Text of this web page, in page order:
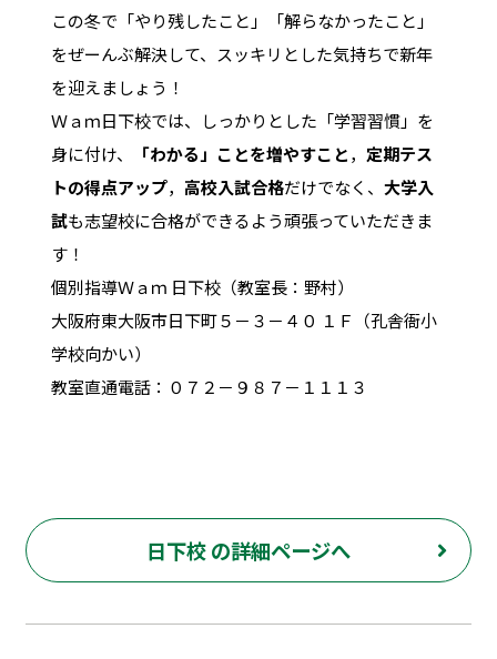
この冬で「やり残したこと」「解らなかったこと」
をぜーんぶ解決して、スッキリとした気持ちで新年
を迎えましょう！
Ｗａｍ日下校では、しっかりとした「学習習慣」を
身に付け、
「わかる」ことを増やすこと， 定期テス
トの得点アップ， 高校入試合格だけでなく、 大学入
試も志望校に合格ができるよう頑張っていただきま
す！
個別指導Ｗａｍ 日下校（教室長：野村）
大阪府東大阪市日下町５－３－４０ １Ｆ（孔舎衙小
学校向かい）
教室直通電話：０７２－９８７－１１１３
日下校 の詳細ページへ